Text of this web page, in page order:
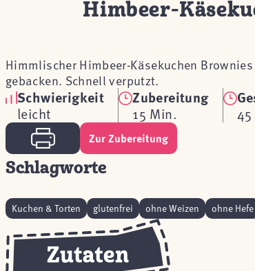
Himbeer-
Himmlischer Himbeer-Käsekuchen
gebacken. Schnell verputzt.
Schwierigkeit
leicht
Zubereitung
15 Min.
Zur Zubereitung
Schlagworte
Kuchen & Torten glutenfrei ohne Weizen ohne Hefe